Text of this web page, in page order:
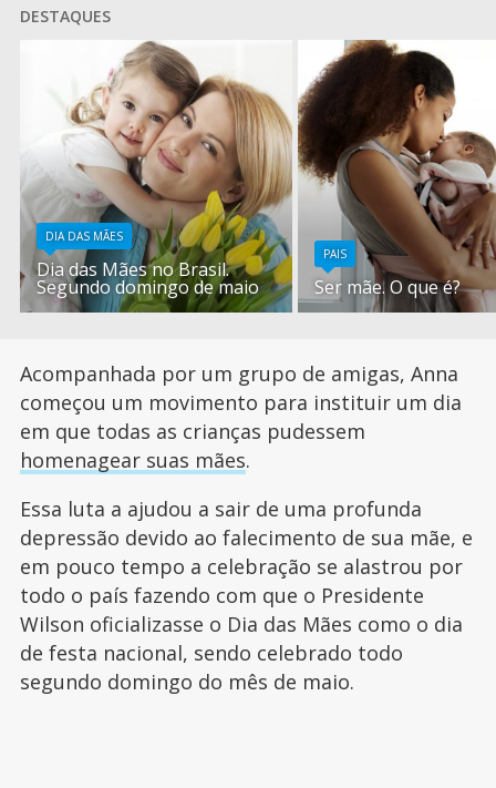
DESTAQUES
DIA DAS MÃES
Dia das Mães no Brasil.
Segundo domingo de maio
PAIS
Ser mãe. O que é?
Acompanhada por um grupo de amigas, Anna
começou um movimento para instituir um dia
em que todas as crianças pudessem
homenagear suas mães.
Essa luta a ajudou a sair de uma profunda
depressão devido ao falecimento de sua mãe, e
em pouco tempo a celebração se alastrou por
todo o país fazendo com que o Presidente
Wilson oficializasse o Dia das Mães como o dia
de festa nacional, sendo celebrado todo
segundo domingo do mês de maio.